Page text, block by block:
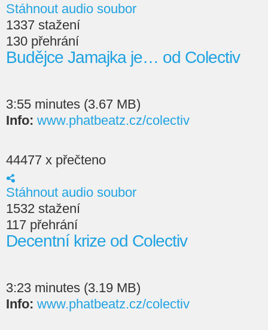
Stáhnout audio soubor
1337 stažení
130 přehrání
Budějce Jamajka je… od Colectiv
3:55 minutes (3.67 MB)
Info: www.phatbeatz.cz/colectiv
44477 x přečteno
Stáhnout audio soubor
1532 stažení
117 přehrání
Decentní krize od Colectiv
3:23 minutes (3.19 MB)
Info: www.phatbeatz.cz/colectiv